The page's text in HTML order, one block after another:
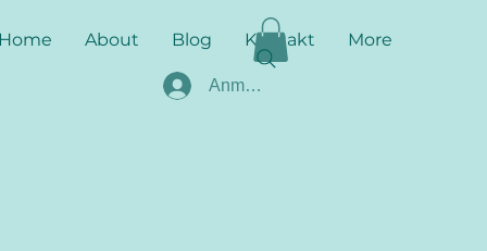
Home About Blog Kontakt More
Anmelden